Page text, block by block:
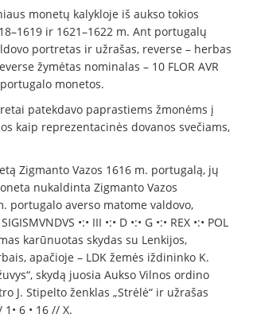
monetų kalykloje iš aukso tokios
ir 1621–1622 m. Ant portugalų
portretas ir užrašas, reverse – herbas
žymėtas nominalas – 10 FLOR AVR
monetos.
patekdavo paprastiems žmonėms į
kaip reprezentacinės dovanos svečiams,
Zigmanto Vazos 1616 m. portugalą, jų
nukaldinta Zigmanto Vazos
portugalo averso matome valdovo,
•:• III •:• D •:• G •:• REX •:• POL
karūnuotas skydas su Lenkijos,
apačioje – LDK žemės iždininko K.
skydą juosia Aukso Vilnos ordino
J. Stipelto ženklas „Strėlė“ ir užrašas
1• 6 • 16 // X.